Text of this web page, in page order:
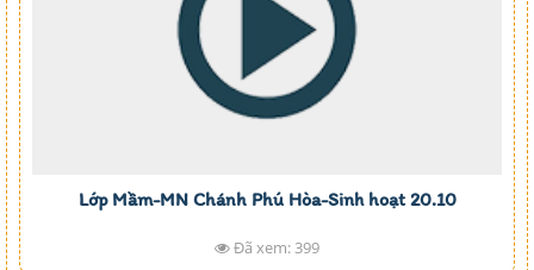
Lớp Mầm-MN Chánh Phú Hòa-Sinh hoạt 20.10
Đã xem: 399